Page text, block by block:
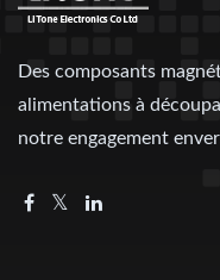
Des composants
alimentations à
notre engagement